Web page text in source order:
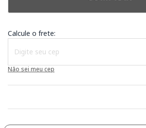
Calcule o frete:
Não sei meu cep